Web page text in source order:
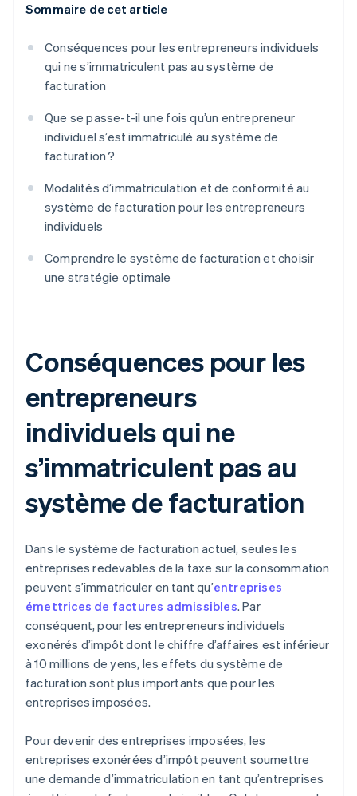
Sommaire de cet article
Conséquences pour les entrepreneurs individuels
qui ne s’immatriculent pas au système de
facturation
Que se passe-t-il une fois qu’un entrepreneur
individuel s’est immatriculé au système de
facturation ?
Modalités d’immatriculation et de conformité au
système de facturation pour les entrepreneurs
individuels
Comprendre le système de facturation et choisir
une stratégie optimale
Conséquences pour les
entrepreneurs
individuels qui ne
s’immatriculent pas au
système de facturation
Dans le système de facturation actuel, seules les
entreprises redevables de la taxe sur la consommation
peuvent s’immatriculer en tant qu’entreprises
émettrices de factures admissibles. Par
conséquent, pour les entrepreneurs individuels
exonérés d’impôt dont le chiffre d’affaires est inférieur
à 10 millions de yens, les effets du système de
facturation sont plus importants que pour les
entreprises imposées.
Pour devenir des entreprises imposées, les
entreprises exonérées d’impôt peuvent soumettre
une demande d’immatriculation en tant qu’entreprises